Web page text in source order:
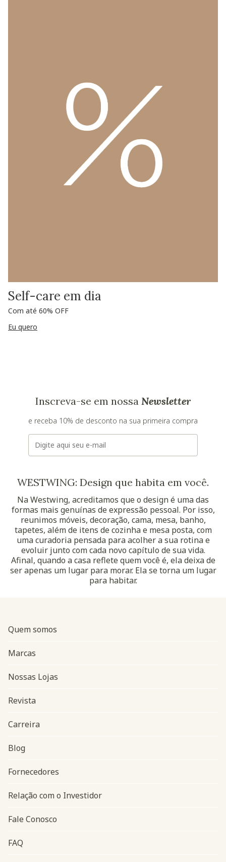
Self-care em dia
Com até 60% OFF
Eu quero
Inscreva-se em nossa Newsletter
e receba 10% de desconto na sua primeira compra
E-mail
WESTWING: Design que habita em você.
Na Westwing, acreditamos que o design é uma das
formas mais genuínas de expressão pessoal. Por isso,
reunimos móveis, decoração, cama, mesa, banho,
tapetes, além de itens de cozinha e mesa posta, com
uma curadoria pensada para acolher a sua rotina e
evoluir junto com cada novo capítulo de sua vida.
Afinal, quando a casa reflete quem você é, ela deixa de
ser apenas um lugar para morar. Ela se torna um lugar
para habitar.
Navegação do rodapé
Quem somos
Marcas
Nossas Lojas
Revista
Carreira
Blog
Fornecedores
Relação com o Investidor
Fale Conosco
FAQ